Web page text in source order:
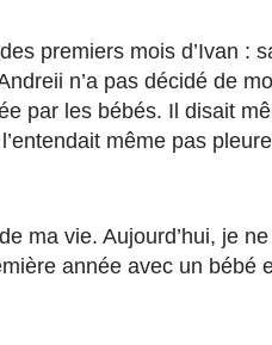
premiers mois d’Ivan :
n’a pas décidé de
par les bébés. Il disait
même pas
ma vie. Aujourd’hui, je
année avec un bébé